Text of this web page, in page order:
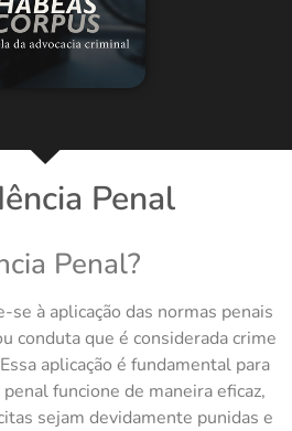
Penal
Penal?
à aplicação das normas penais
conduta que é considerada crime
aplicação é fundamental para
funcione de maneira eficaz,
sejam devidamente punidas e